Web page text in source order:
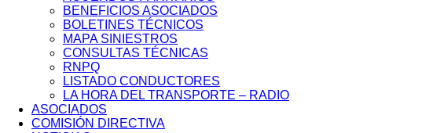
BENEFICIOS ASOCIADOS
BOLETINES TÉCNICOS
MAPA SINIESTROS
CONSULTAS TÉCNICAS
RNPQ
LISTADO CONDUCTORES
LA HORA DEL TRANSPORTE – RADIO
ASOCIADOS
COMISIÓN DIRECTIVA